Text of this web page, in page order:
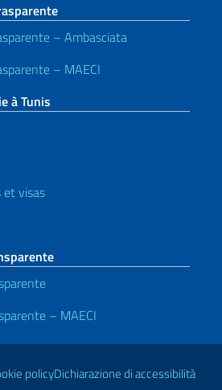
– Ambasciata
– MAECI
à Tunis
et visas
– MAECI
policyDichiarazione di accessibilità